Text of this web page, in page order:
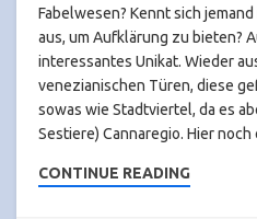
Fabelwesen? Kennt sich
aus, um Aufklärung zu bieten?
interessantes Unikat. Wieder
venezianischen Türen, diese
sowas wie Stadtviertel, da es
Sestiere) Cannaregio. Hier
CONTINUE READING